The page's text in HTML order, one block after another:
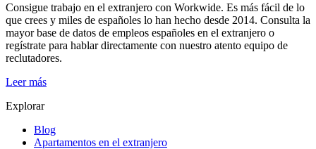
Consigue trabajo en el extranjero con Workwide. Es más fácil de lo
que crees y miles de españoles lo han hecho desde 2014. Consulta la
mayor base de datos de empleos españoles en el extranjero o
regístrate para hablar directamente con nuestro atento equipo de
reclutadores.
Leer más
Explorar
Blog
Apartamentos en el extranjero